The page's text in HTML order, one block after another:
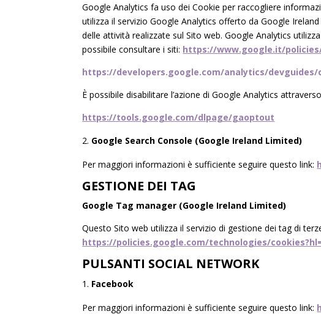
Google Analytics fa uso dei Cookie per raccogliere
utilizza il servizio Google Analytics offerto da Google
delle attività realizzate sul Sito web. Google Analytics
possibile consultare i siti: https://www.google.it/
https://developers.google.com/analytics/
È possibile disabilitare l’azione di Google Analytics
https://tools.google.com/dlpage/gaoptout
Google Search Console (Google Ireland Limited)
Per maggiori informazioni è sufficiente seguire questo link:
GESTIONE DEI TAG
Google Tag manager (Google Ireland Limited)
Questo Sito web utilizza il servizio di gestione dei tag di
https://policies.google.com/technologies/
PULSANTI SOCIAL NETWORK
Facebook
Per maggiori informazioni è sufficiente seguire questo link: